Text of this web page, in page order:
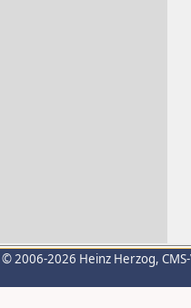
© 2006-2026 Heinz Herzog,